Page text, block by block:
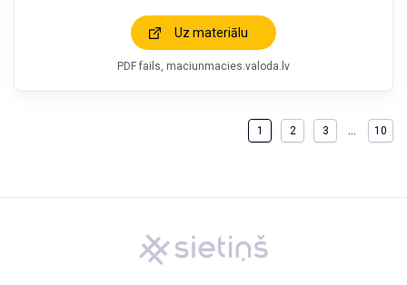
Uz materiālu
PDF fails maciunmacies.valoda.lv
1 2 3 10